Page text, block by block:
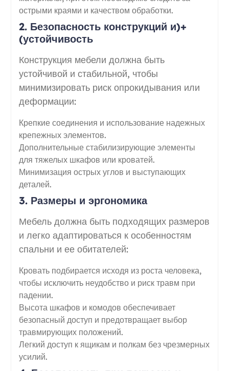
острыми краями и качеством обработки.
2. Безопасность конструкций и)+
(устойчивость
Конструкция мебели должна быть
устойчивой и стабильной, чтобы
минимизировать риск опрокидывания или
деформации:
Крепкие соединения и использование надежных
крепежных элементов.
Дополнительные стабилизирующие элементы
для тяжелых шкафов или кроватей.
Минимизация острых углов и выступающих
деталей.
3. Размеры и эргономика
Мебель должна быть подходящих размеров
и легко адаптироваться к особенностям
спальни и ее обитателей:
Кровать подбирается исходя из роста человека,
чтобы исключить неудобство и риск травм при
падении.
Высота шкафов и комодов обеспечивает
безопасный доступ и предотвращает выбор
травмирующих положений.
Легкий доступ к ящикам и полкам без чрезмерных
усилий.